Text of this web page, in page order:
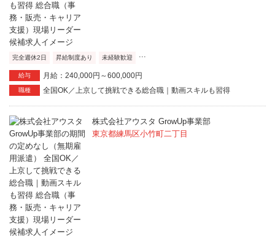
完全週休2日 昇給制度あり 未経験歓迎 ...
給与 月給：240,000円～600,000円
職種 全国OK／上京して挑戦できる総合職｜動画スキルも習得
株式会社アウスタ GrowUp事業部
東京都練馬区小竹町二丁目